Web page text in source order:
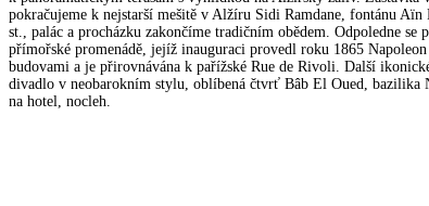
pokračujeme k nejstarší mešitě v Alžíru Sidi Ramdane, fontánu Aïn
st., palác a procházku zakončíme tradičním obědem. Odpoledne se
přímořské promenádě, jejíž inauguraci provedl roku 1865
budovami a je přirovnávána k pařížské Rue de Rivoli. Další
divadlo v neobarokním stylu, oblíbená čtvrť Bâb El Oued, bazilika
na hotel, nocleh.